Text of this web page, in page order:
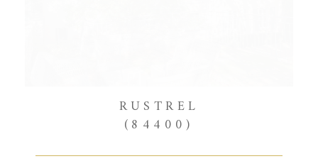
RUSTREL
(84400)